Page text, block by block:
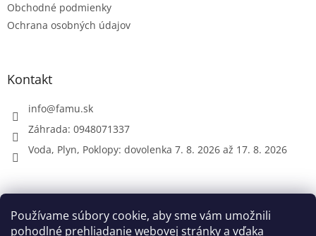
Používame súbory cookie, aby sme vám umožnili
pohodlné prehliadanie webovej stránky a vďaka
Obchodné podmienky
Ochrana osobných údajov
Kontakt
info@famu.sk
Záhrada: 0948071337
Voda, Plyn, Poklopy: dovolenka 7. 8. 2026 až 17. 8. 2026